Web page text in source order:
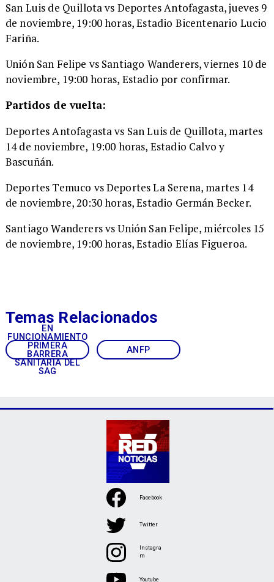
​San Luis de Quillota vs Deportes Antofagasta, jueves 9
de noviembre, 19:00 horas, Estadio Bicentenario Lucio
Fariña.
Unión San Felipe vs Santiago Wanderers, viernes 10 de
noviembre, 19:00 horas, Estadio por confirmar.
Partidos de vuelta:
Deportes Antofagasta vs San Luis de Quillota, martes
14 de noviembre, 19:00 horas, Estadio Calvo y
Bascuñán.
Deportes Temuco vs Deportes La Serena, martes 14
de noviembre, 20:30 horas, Estadio Germán Becker.
Santiago Wanderers vs Unión San Felipe, miércoles 15
de noviembre, 19:00 horas, Estadio Elías Figueroa.
EN
FUNCIONAMIENTO
PRIMERA
BARRERA
SANITARIA DEL
SAG
ANFP
Temas Relacionados
Facebook
Twitter
Instagra
m
Youtube